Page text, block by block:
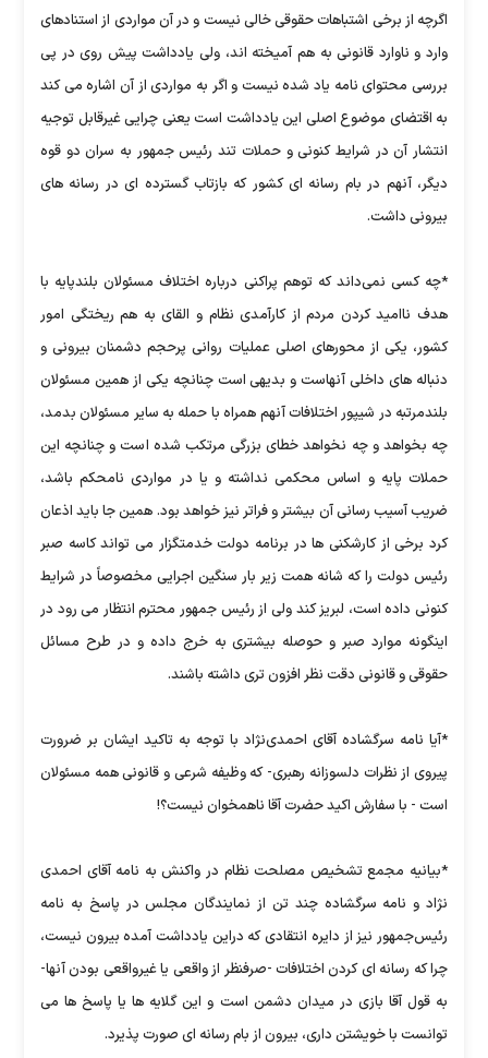
اگرچه از برخی اشتباهات حقوقی خالی نیست و در آن مواردی از استنادهای
وارد و ناوارد قانونی به هم آمیخته اند، ولی یادداشت پیش روی در پی
بررسی محتوای نامه یاد شده نیست و اگر به مواردی از آن اشاره می کند
به اقتضای موضوع اصلی این یادداشت است یعنی چرایی غیرقابل توجیه
انتشار آن در شرایط کنونی و حملات تند رئیس جمهور به سران دو قوه
دیگر، آنهم در بام رسانه ای کشور که بازتاب گسترده ای در رسانه های
بیرونی داشت.
*چه کسی نمی‌داند که توهم پراکنی درباره اختلاف مسئولان بلندپایه با
هدف ناامید کردن مردم از کارآمدی نظام و القای به هم ریختگی امور
کشور، یکی از محورهای اصلی عملیات روانی پرحجم دشمنان بیرونی و
دنباله های داخلی آنهاست و بدیهی است چنانچه یکی از همین مسئولان
بلندمرتبه در شیپور اختلافات آنهم همراه با حمله به سایر مسئولان بدمد،
چه بخواهد و چه نخواهد خطای بزرگی مرتکب شده است و چنانچه این
حملات پایه و اساس محکمی نداشته و یا در مواردی نامحکم باشد،
ضریب آسیب رسانی آن بیشتر و فراتر نیز خواهد بود. همین جا باید اذعان
کرد برخی از کارشکنی ها در برنامه دولت خدمتگزار می تواند کاسه صبر
رئیس دولت را که شانه همت زیر بار سنگین اجرایی مخصوصاً در شرایط
کنونی داده است، لبریز کند ولی از رئیس جمهور محترم انتظار می رود در
اینگونه موارد صبر و حوصله بیشتری به خرج داده و در طرح مسائل
حقوقی و قانونی دقت نظر افزون تری داشته باشند.
*آیا نامه سرگشاده آقای احمدی‌نژاد با توجه به تاکید ایشان بر ضرورت
پیروی از نظرات دلسوزانه رهبری- که وظیفه شرعی و قانونی همه مسئولان
است - با سفارش اکید حضرت آقا ناهمخوان نیست؟!
*بیانیه مجمع تشخیص مصلحت نظام در واکنش به نامه آقای احمدی
نژاد و نامه سرگشاده چند تن از نمایندگان مجلس در پاسخ به نامه
رئیس‌جمهور نیز از دایره انتقادی که دراین یادداشت آمده بیرون نیست،
چرا که رسانه ای کردن اختلافات -صرفنظر از واقعی یا غیرواقعی بودن آنها-
به قول آقا بازی در میدان دشمن است و این گلایه ها یا پاسخ ها می
توانست با خویشتن داری، بیرون از بام رسانه ای صورت پذیرد.